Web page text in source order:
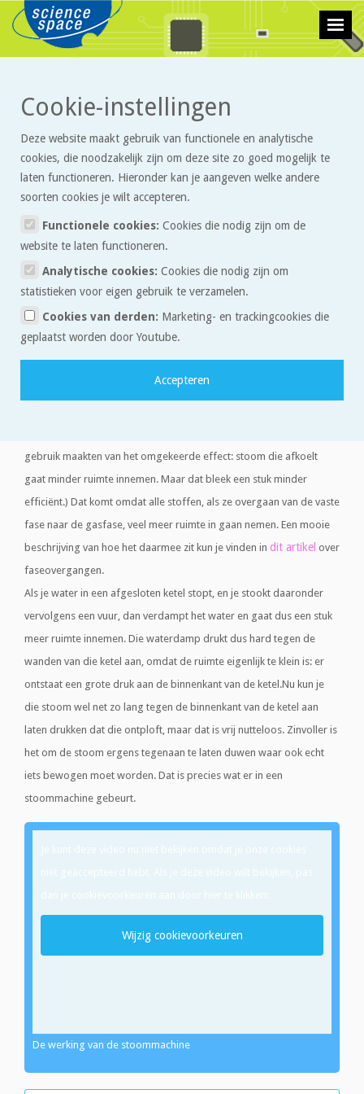
Technologie Artikelen > Werking van de stoommachine
Werking van de stoommachine
In het begin van de 19e eeuw begon in de Westerse wereld een
ontwikkeling die de hele maatschappij tot op de dag van vandaag
drastisch veranderd heeft: de Industriële Revolutie. Die revolutie
werd ingeluid door de uitvinding van de stoommachine, en
daarom is de stoommachine een interessant onderwerp om eens
wat beter naar te kijken. In het artikel hier kun je lezen hoe zo’n
machine eigenlijk werkt, en indit artikel
stoommachine tot ontwikkeling gekomen is.
Het principe waar alle modernere stoommachines op werken, is het
gebruik maakten van het omgekeerde effect: stoom die afkoelt
gaat minder ruimte innemen. Maar dat bleek een stuk minder
efficiënt.) Dat komt omdat alle stoffen, als ze overgaan van de vaste
fase naar de gasfase, veel meer ruimte in gaan nemen. Een mooie
beschrijving van hoe het daarmee zit kun je vinden in dit artikel over
faseovergangen.
Als je water in een afgesloten ketel stopt, en je stookt daaronder
vervolgens een vuur, dan verdampt het water en gaat dus een stuk
meer ruimte innemen. Die waterdamp drukt dus hard tegen de
wanden van die ketel aan, omdat de ruimte eigenlijk te klein is: er
ontstaat een grote druk aan de binnenkant van de ketel.Nu kun je
die stoom wel net zo lang tegen de binnenkant van de ketel aan
laten drukken dat die ontploft, maar dat is vrij nutteloos. Zinvoller is
het om de stoom ergens tegenaan te laten duwen waar ook echt
iets bewogen moet worden. Dat is precies wat er in een
stoommachine gebeurt.
Wijzig cookievoorkeuren
De werking van de stoommachine
Cookie-instellingen
Deze website maakt gebruik van functionele en analytische
cookies, die noodzakelijk zijn om deze site zo goed mogelijk te
laten functioneren. Hieronder kan je aangeven welke andere
soorten cookies je wilt accepteren.
Functionele cookies: Cookies die nodig zijn om de
website te laten functioneren.
Analytische cookies: Cookies die nodig zijn om
statistieken voor eigen gebruik te verzamelen.
Cookies van derden: Marketing- en trackingcookies die
geplaatst worden door Youtube.